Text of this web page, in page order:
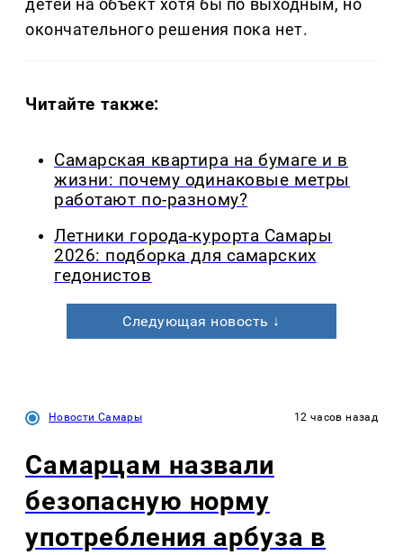
окончательного решения пока нет.
Читайте также:
Самарская квартира на бумаге и в
жизни: почему одинаковые метры
работают по-разному?
Летники города-курорта Самары
2026: подборка для самарских
гедонистов
Следующая новость ↓
Новости Самары 12 часов назад
Самарцам назвали
безопасную норму
употребления арбуза в